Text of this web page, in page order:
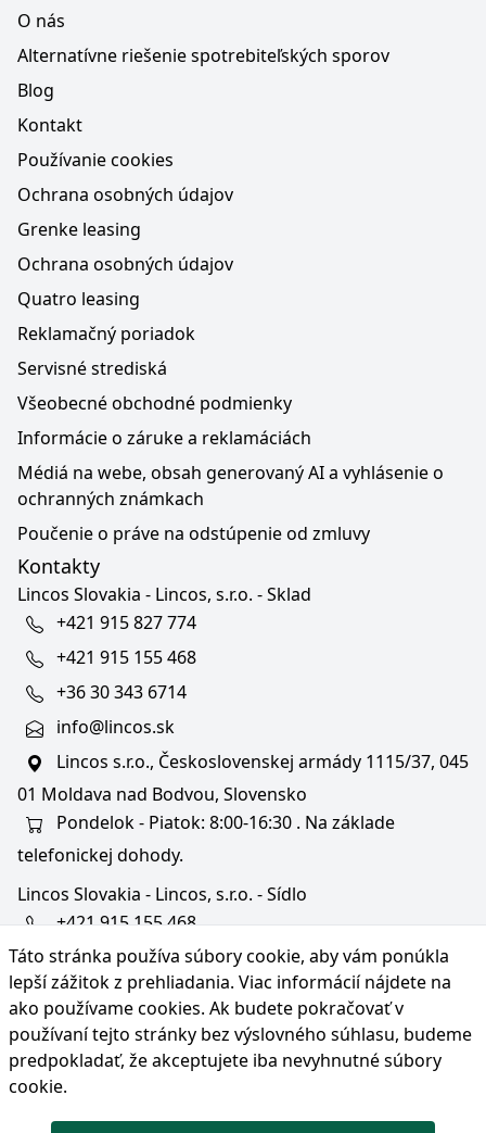
Táto stránka používa súbory cookie, aby vám ponúkla
lepší zážitok z prehliadania. Viac informácií nájdete na
ako používame cookies. Ak budete pokračovať v
používaní tejto stránky bez výslovného súhlasu, budeme
predpokladať, že akceptujete iba nevyhnutné súbory
cookie.
O nás
Alternatívne riešenie spotrebiteľských sporov
Blog
Kontakt
Používanie cookies
Ochrana osobných údajov
Grenke leasing
Ochrana osobných údajov
Quatro leasing
Reklamačný poriadok
Servisné strediská
Všeobecné obchodné podmienky
Informácie o záruke a reklamáciách
Médiá na webe, obsah generovaný AI a vyhlásenie o
ochranných známkach
Poučenie o práve na odstúpenie od zmluvy
Kontakty
Lincos Slovakia - Lincos, s.r.o. - Sklad
+421 915 827 774
+421 915 155 468
+36 30 343 6714
info@lincos.sk
Lincos s.r.o., Československej armády 1115/37, 045
01 Moldava nad Bodvou, Slovensko
Pondelok - Piatok: 8:00-16:30 . Na základe
telefonickej dohody.
Lincos Slovakia - Lincos, s.r.o. - Sídlo
+421 915 155 468
+36/30 343 6714
bratislava@lincos.sk
Lincos s.r.o., Rustaveliho 4, 831 06 Bratislava - m. č.
Rača, Slovensko
Iba sídlo firmy